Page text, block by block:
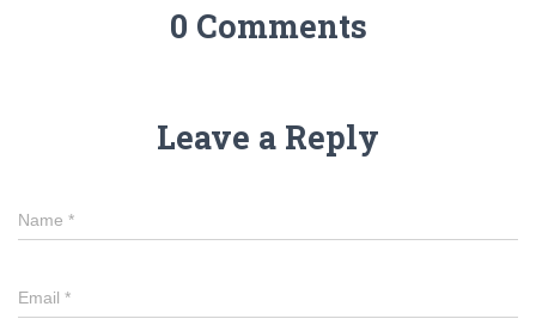
0 Comments
Leave a Reply
Name *
Email *